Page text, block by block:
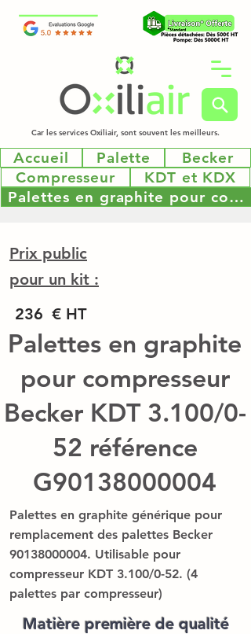
Car les services Oxiliair, sont souvent les meilleurs.
Accueil Palette
Becker
Compresseur
KDT et KDX
Palettes en graphite pour
Prix public
pour un kit :
€ HT
236
Palettes en graphite
pour compresseur
Becker KDT 3.100/0-
52 référence
G90138000004
Palettes en graphite générique pour
remplacement des palettes Becker
90138000004. Utilisable pour
compresseur KDT 3.100/0-52. (4
palettes par compresseur)
Matière première de qualité